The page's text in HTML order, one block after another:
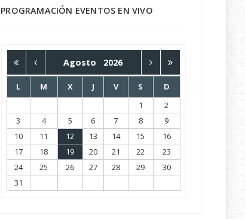
PROGRAMACIÓN EVENTOS EN VIVO
Agosto 2026
L M X J V S
D
1
2
3
4 5 6 7 8
9
10
11 12 13 14 15
16
17
18 19 20 21 22
23
24
25 26 27 28 29
30
31